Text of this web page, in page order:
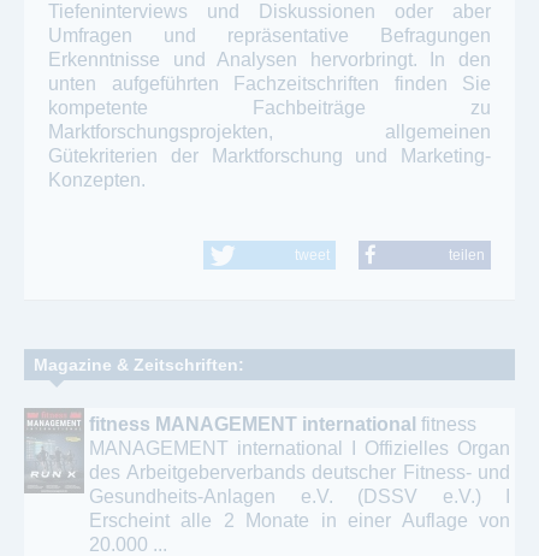
Tiefeninterviews und Diskussionen oder aber
Umfragen und repräsentative Befragungen
Erkenntnisse und Analysen hervorbringt. In den
unten aufgeführten Fachzeitschriften finden Sie
kompetente Fachbeiträge zu
Marktforschungsprojekten, allgemeinen
Gütekriterien der Marktforschung und Marketing-
Konzepten.
tweet teilen
Magazine & Zeitschriften:
fitness MANAGEMENT international fitness
MANAGEMENT international I Offizielles Organ
des Arbeitgeberverbands deutscher Fitness- und
Gesundheits-Anlagen e.V. (DSSV e.V.) I
Erscheint alle 2 Monate in einer Auflage von
20.000 ...